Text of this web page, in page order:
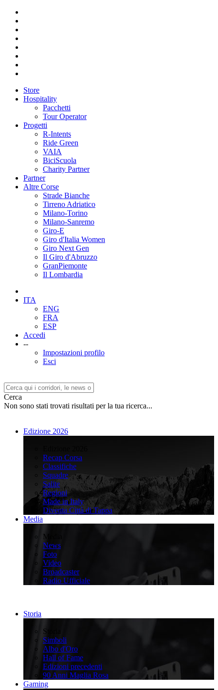
Store
Hospitality
Pacchetti
Tour Operator
Progetti
R-Intents
Ride Green
VAIA
BiciScuola
Charity Partner
Partner
Altre Corse
Strade Bianche
Tirreno Adriatico
Milano-Torino
Milano-Sanremo
Giro-E
Giro d'Italia Women
Giro Next Gen
Il Giro d'Abruzzo
GranPiemonte
Il Lombardia
ITA
ENG
FRA
ESP
Accedi
--
Impostazioni profilo
Esci
Cerca
Non sono stati trovati risultati per la tua ricerca...
Edizione 2026
Recap Corsa
Classifiche
Squadre
Salite
Regioni
Made in Italy
Diventa Città di Tappa
Media
Media
News
Foto
Video
Broadcaster
Radio Ufficiale
Storia
Storia
Simboli
Albo d'Oro
Hall of Fame
Edizioni precedenti
90 Anni Maglia Rosa
Gaming